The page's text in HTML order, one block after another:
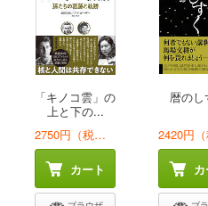
「キノコ雲」の
上と下の...
2750円（税込）
カート
暦のし